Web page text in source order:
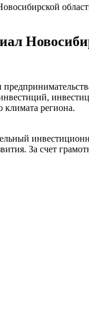
климата региона.
За счет